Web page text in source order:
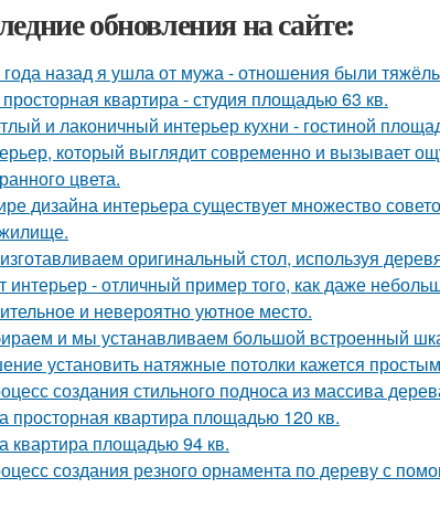
обновления на сайте:
назад я ушла от мужа - отношения были
квартира - студия площадью 63 кв.
и лаконичный интерьер кухни - гостиной
который выглядит современно и вызывает
цвета.
дизайна интерьера существует множество
оригинальный стол, используя
интерьер - отличный пример того, как даже
и невероятно уютное место.
и мы устанавливаем большой встроенный
установить натяжные потолки кажется
создания стильного подноса из массива
просторная квартира площадью 120 кв.
квартира площадью 94 кв.
создания резного орнамента по дереву с